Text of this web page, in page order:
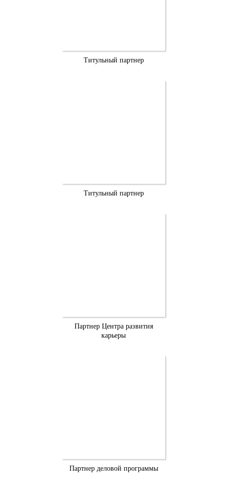
Титульный партнер
Титульный партнер
Партнер Центра развития
карьеры
Партнер деловой программы